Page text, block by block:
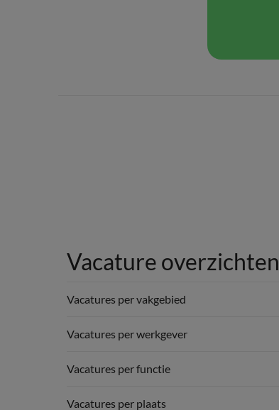
Vacature overzichten
Vacatures per vakgebied
Vacatures per werkgever
Vacatures per functie
Vacatures per plaats